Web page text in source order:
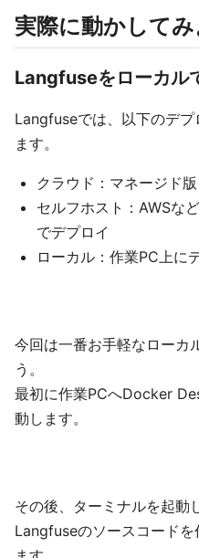
実際に動かしてみ
Langfuseをローカル
Langfuseでは、以下のデ
ます。
クラウド：マネージド
セルフホスト：AWSな
でデプロイ
ローカル：作業PC上に
今回は一番お手軽なローカ
う。
最初に作業PCへDocker
動します。
その後、ターミナルを起動
Langfuseのソースコード